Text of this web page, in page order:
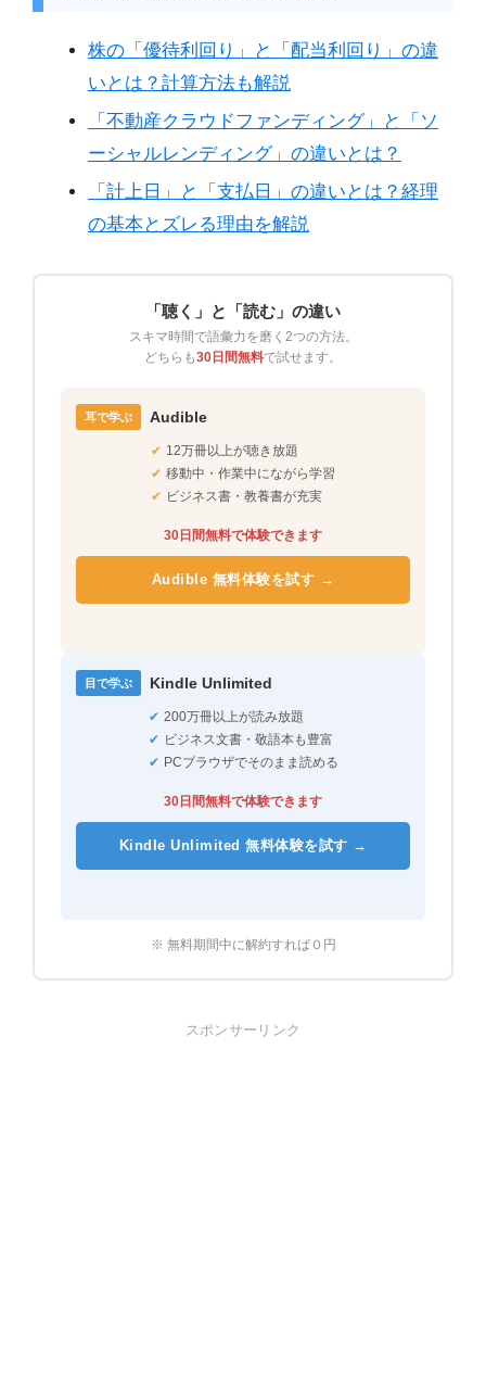
株の「優待利回り」と「配当利回り」の違
いとは？計算方法も解説
「不動産クラウドファンディング」と「ソ
ーシャルレンディング」の違いとは？
「計上日」と「支払日」の違いとは？経理
の基本とズレる理由を解説
「聴く」と「読む」の違い
スキマ時間で語彙力を磨く2つの方法。
どちらも30日間無料で試せます。
耳で学ぶ Audible
✔ 12万冊以上が聴き放題
✔ 移動中・作業中にながら学習
✔ ビジネス書・教養書が充実
30日間無料で体験できます
Audible 無料体験を試す →
目で学ぶ Kindle Unlimited
✔ 200万冊以上が読み放題
✔ ビジネス文書・敬語本も豊富
✔ PCブラウザでそのまま読める
30日間無料で体験できます
Kindle Unlimited 無料体験を試す →
※ 無料期間中に解約すれば０円
スポンサーリンク